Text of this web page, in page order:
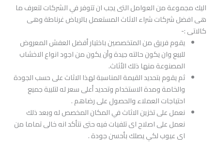
اليك مجموعة من العوامل التى يجب ان تتوفر في الشركات لتعرف ما
هى افضل شركات شراء الاثاث المستعمل بالرياض غرناطة وهى
كالاتى :-
يقوم فريق من المتخصصين باختيار أفضل العفش المعروض
للبيع وان يكون حالته جيدة وأن يكون من اجود انواع الاخشاب
المصنوعة منها ذلك الأثاث.
ثم يقوم بتحديد القيمة المناسبة لهذا الاثاث على حسب الجودة
والخامة ومدة الاستخدام وتحديد أعلى سعر له لتلبية جميع
احتياجات العملاء والحصول على رضاهم .
نعمل على تخزين الاثاث في المكان المخصص له وبعد ذلك
نعمل على اصلاح اى تلفيات فيه حتى نتأكد انه خالى تماما من
اى عيوب لكي يصلك بأحسن جودة .